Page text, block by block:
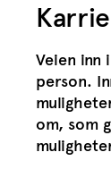
Veien
person.
om, som